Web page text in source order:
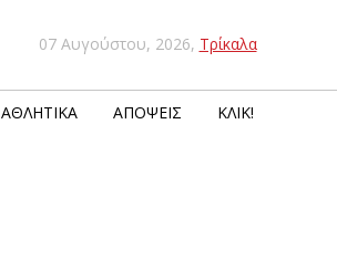
07 Αυγούστου, 2026, Τρίκαλα
ΑΘΛΗΤΙΚΆ ΑΠΌΨΕΙΣ ΚΛΙΚ!